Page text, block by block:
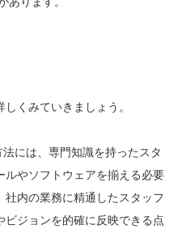
くみていきましょう。
には、専門知識を持ったスタ
ルやソフトウェアを揃える必要
内の業務に精通したスタッフ
ジョンを的確に反映できる点